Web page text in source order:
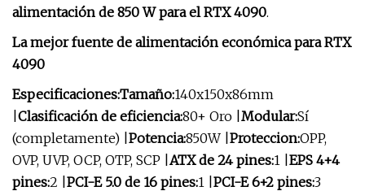
alimentación de 850 W para el RTX 4090.
La mejor fuente de alimentación económica para RTX
4090
Especificaciones:Tamaño:140x150x86mm
Clasificación de eficiencia:80+ Oro | Modular:Sí
(completamente) | Potencia:850W | Proteccion:OPP,
OVP, UVP, OCP, OTP, SCP | ATX de 24 pines:1 | EPS 4+4
pines:2 | PCI-E 5.0 de 16 pines:1 | PCI-E 6+2 pines:3